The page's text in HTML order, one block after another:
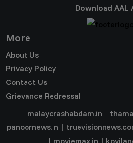
Download AAL
More
About Us
Privacy Policy
Contact Us
Grievance Redressal
malayorashabdam.in |
panoornews.in |
| moviemax.in |